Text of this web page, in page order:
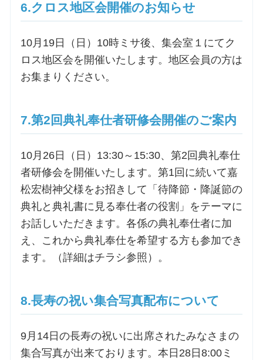
6.クロス地区会開催のお知らせ
10月19日（日）10時ミサ後、集会室１にてク
ロス地区会を開催いたします。地区会員の方は
お集まりください。
7.第2回典礼奉仕者研修会開催のご案内
10月26日（日）13:30～15:30、第2回典礼奉仕
者研修会を開催いたします。第1回に続いて嘉
松宏樹神父様をお招きして「待降節・降誕節の
典礼と典礼書に見る奉仕者の役割」をテーマに
お話しいただきます。各係の典礼奉仕者に加
え、これから典礼奉仕を希望する方も参加でき
ます。（詳細はチラシ参照）。
8.長寿の祝い集合写真配布について
9月14日の長寿の祝いに出席されたみなさまの
集合写真が出来ております。本日28日8:00ミ